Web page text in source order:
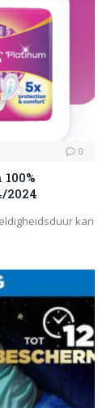
0
2024
kan